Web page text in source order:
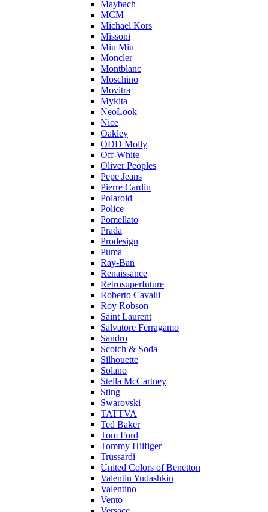
Maybach
MCM
Michael Kors
Missoni
Miu Miu
Moncler
Montblanc
Moschino
Movitra
Mykita
NeoLook
Nice
Oakley
ODD Molly
Off-White
Oliver Peoples
Pepe Jeans
Pierre Cardin
Polaroid
Police
Pomellato
Prada
Prodesign
Puma
Ray-Ban
Renaissance
Retrosuperfuture
Roberto Cavalli
Roy Robson
Saint Laurent
Salvatore Ferragamo
Sandro
Scotch & Soda
Silhouette
Solano
Stella McCartney
Sting
Swarovski
TATTVA
Ted Baker
Tom Ford
Tommy Hilfiger
Trussardi
United Colors of Benetton
Valentin Yudashkin
Valentino
Vento